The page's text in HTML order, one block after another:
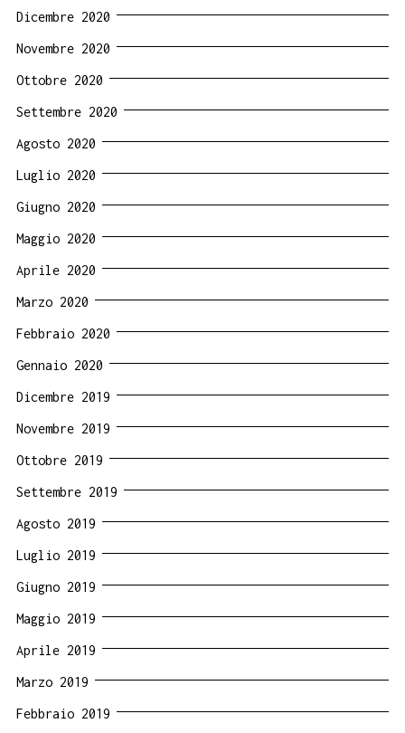
Dicembre 2020
Novembre 2020
Ottobre 2020
Settembre 2020
Agosto 2020
Luglio 2020
Giugno 2020
Maggio 2020
Aprile 2020
Marzo 2020
Febbraio 2020
Gennaio 2020
Dicembre 2019
Novembre 2019
Ottobre 2019
Settembre 2019
Agosto 2019
Luglio 2019
Giugno 2019
Maggio 2019
Aprile 2019
Marzo 2019
Febbraio 2019